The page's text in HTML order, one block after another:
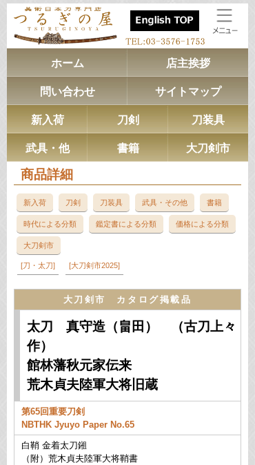
ホーム 店主挨拶
問い合わせ サイトマップ
新入荷 刀剣 刀装具
武具・他 書籍 大刀剣市
商品詳細
新入荷 刀剣 刀装具 武具・その他 書籍
時代による分類 鑑定書による分類 価格による分類
大刀剣市
刀・太刀 大刀剣市2025
大刀剣市 カタログ掲載品
太刀 真守造（畠田） （古刀上々
作）
館林藩秋元家伝来
荒木貞夫陸軍大将旧蔵
第65回重要刀剣
NBTHK Jyuyo Paper No.65
白鞘 金着太刀鎺
（附）荒木貞夫陸軍大将鞘書